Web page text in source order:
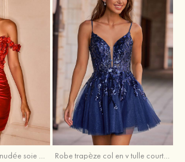
Fourreau épaule dénudée soie comme du satin courte/mini robe de fête de la rentrée Robe trapèze col en v tulle courte/mini robe de fête de la rentrée avec poches paillettes